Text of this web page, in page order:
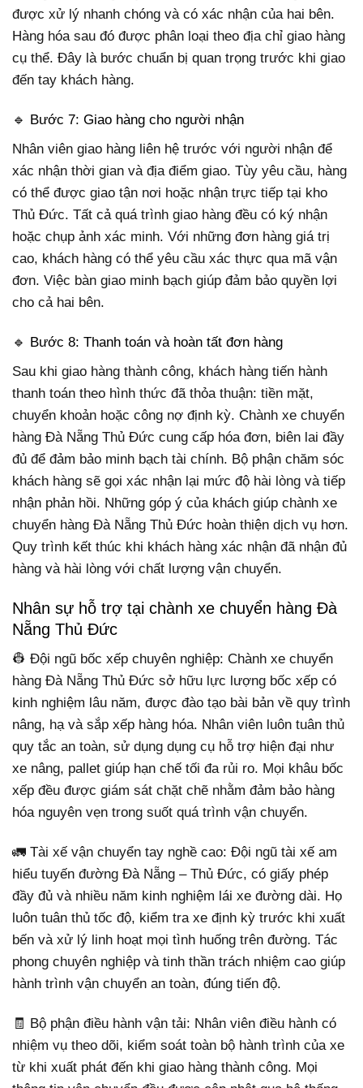
được xử lý nhanh chóng và có xác nhận của hai bên.
Hàng hóa sau đó được phân loại theo địa chỉ giao hàng
cụ thể. Đây là bước chuẩn bị quan trọng trước khi giao
đến tay khách hàng.
🔹 Bước 7: Giao hàng cho người nhận
Nhân viên giao hàng liên hệ trước với người nhận để
xác nhận thời gian và địa điểm giao. Tùy yêu cầu, hàng
có thể được giao tận nơi hoặc nhận trực tiếp tại kho
Thủ Đức. Tất cả quá trình giao hàng đều có ký nhận
hoặc chụp ảnh xác minh. Với những đơn hàng giá trị
cao, khách hàng có thể yêu cầu xác thực qua mã vận
đơn. Việc bàn giao minh bạch giúp đảm bảo quyền lợi
cho cả hai bên.
🔹 Bước 8: Thanh toán và hoàn tất đơn hàng
Sau khi giao hàng thành công, khách hàng tiến hành
thanh toán theo hình thức đã thỏa thuận: tiền mặt,
chuyển khoản hoặc công nợ định kỳ. Chành xe chuyển
hàng Đà Nẵng Thủ Đức cung cấp hóa đơn, biên lai đầy
đủ để đảm bảo minh bạch tài chính. Bộ phận chăm sóc
khách hàng sẽ gọi xác nhận lại mức độ hài lòng và tiếp
nhận phản hồi. Những góp ý của khách giúp chành xe
chuyển hàng Đà Nẵng Thủ Đức hoàn thiện dịch vụ hơn.
Quy trình kết thúc khi khách hàng xác nhận đã nhận đủ
hàng và hài lòng với chất lượng vận chuyển.
Nhân sự hỗ trợ tại chành xe chuyển hàng Đà
Nẵng Thủ Đức
👷 Đội ngũ bốc xếp chuyên nghiệp: Chành xe chuyển
hàng Đà Nẵng Thủ Đức sở hữu lực lượng bốc xếp có
kinh nghiệm lâu năm, được đào tạo bài bản về quy trình
nâng, hạ và sắp xếp hàng hóa. Nhân viên luôn tuân thủ
quy tắc an toàn, sử dụng dụng cụ hỗ trợ hiện đại như
xe nâng, pallet giúp hạn chế tối đa rủi ro. Mọi khâu bốc
xếp đều được giám sát chặt chẽ nhằm đảm bảo hàng
hóa nguyên vẹn trong suốt quá trình vận chuyển.
🚛 Tài xế vận chuyển tay nghề cao: Đội ngũ tài xế am
hiểu tuyến đường Đà Nẵng – Thủ Đức, có giấy phép
đầy đủ và nhiều năm kinh nghiệm lái xe đường dài. Họ
luôn tuân thủ tốc độ, kiểm tra xe định kỳ trước khi xuất
bến và xử lý linh hoạt mọi tình huống trên đường. Tác
phong chuyên nghiệp và tinh thần trách nhiệm cao giúp
hành trình vận chuyển an toàn, đúng tiến độ.
🧾 Bộ phận điều hành vận tải: Nhân viên điều hành có
nhiệm vụ theo dõi, kiểm soát toàn bộ hành trình của xe
từ khi xuất phát đến khi giao hàng thành công. Mọi